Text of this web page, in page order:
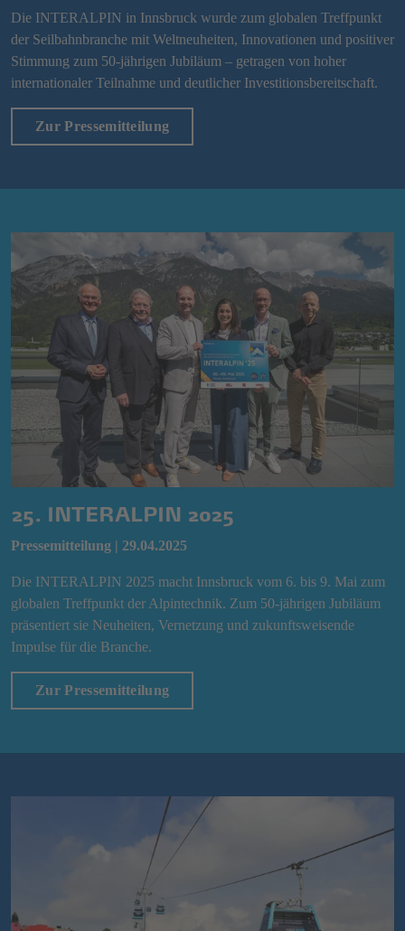
Die INTERALPIN in Innsbruck wurde zum globalen Treffpunkt
der Seilbahnbranche mit Weltneuheiten, Innovationen und positiver
Stimmung zum 50-jährigen Jubiläum – getragen von hoher
internationaler Teilnahme und deutlicher Investitionsbereitschaft.
Zur Pressemitteilung
25. INTERALPIN 2025
Pressemitteilung | 29.04.2025
Die INTERALPIN 2025 macht Innsbruck vom 6. bis 9. Mai zum
globalen Treffpunkt der Alpintechnik. Zum 50-jährigen Jubiläum
präsentiert sie Neuheiten, Vernetzung und zukunftsweisende
Impulse für die Branche.
Zur Pressemitteilung